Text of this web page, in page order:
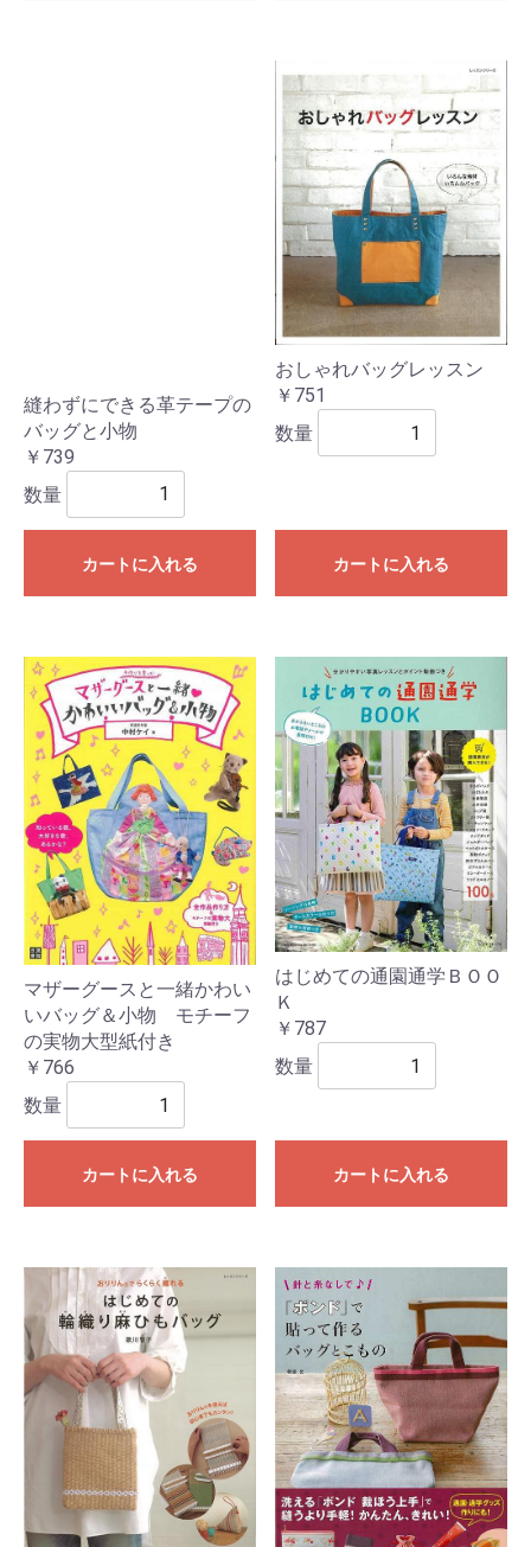
縫わずにできる革テープの
バッグと小物
￥739
数量
カートに入れる
おしゃれバッグレッスン
￥751
数量
カートに入れる
マザーグースと一緒かわい
いバッグ＆小物 モチーフ
の実物大型紙付き
￥766
数量
カートに入れる
はじめての通園通学ＢＯＯ
Ｋ
￥787
数量
カートに入れる